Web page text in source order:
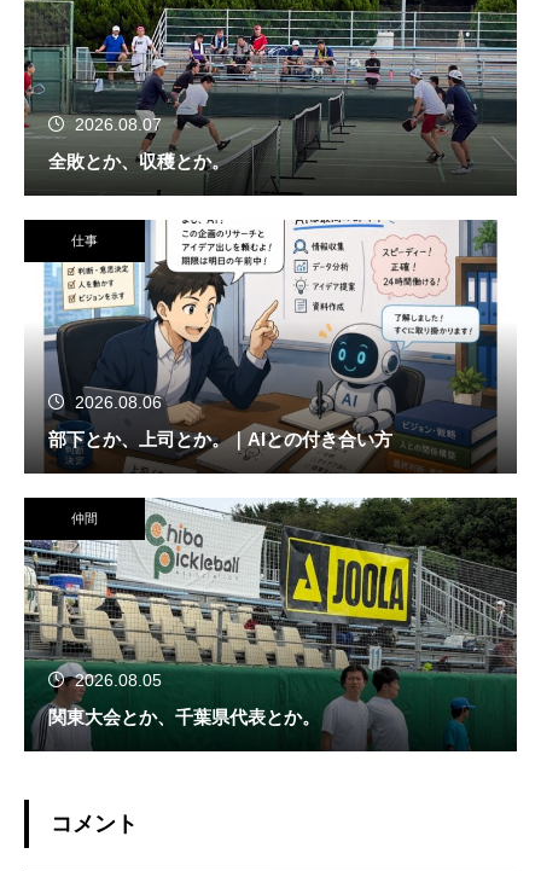
2026.08.07
全敗とか、収穫とか。
仕事
2026.08.06
部下とか、上司とか。｜AIとの付き合い方
仲間
2026.08.05
関東大会とか、千葉県代表とか。
コメント